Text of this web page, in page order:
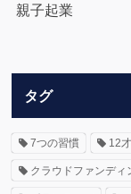
親子起業
タグ
7つの習慣 12才
クラウドファンディ